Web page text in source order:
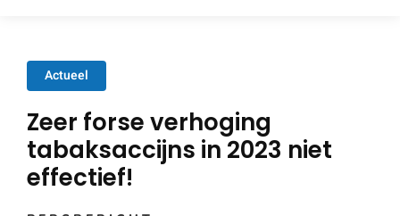
Actueel
Zeer forse verhoging
tabaksaccijns in 2023 niet
effectief!